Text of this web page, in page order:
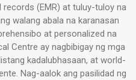
(EMR) at tuluy-tuloy na
walang abala na karanasan
at personalized na
Centre ay nagbibigay ng mga
kadalubhasaan, at world-
Nag-aalok ang pasilidad ng